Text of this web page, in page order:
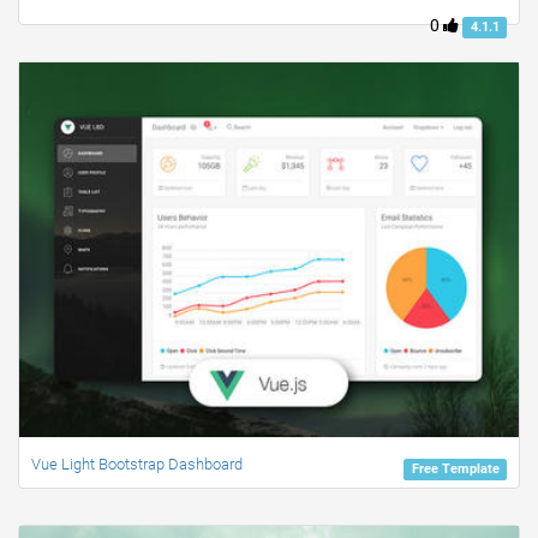
0 4.1.1
Free Template
Vue Light Bootstrap Dashboard